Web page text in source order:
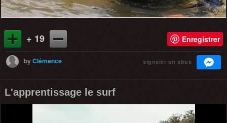
+ 19 Enregistrer
byClémence signaler un abus
L'apprentissage le surf